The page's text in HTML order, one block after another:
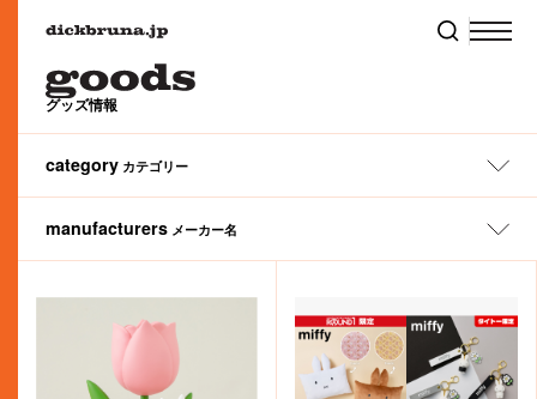
グッズ情報
category カテゴリー
All ぬいぐるみ ファッション
タオル
ハウスウェア
ランチ
ベビー＆キッズ
ギフト
モバイル
本・CD
ホビー・その他
manufacturers メーカー名
あ行 か行 た行
な行
は行
ら行 わ行
伊藤忠食品（株）
（株）エーゾーン
（株）エフエービージャパン
（株）エンスカイ（株）オカトー
（株）オランダ家
カルチュア・エンタテインメント（株）（株）カワダ
川辺（株）／インターモード川辺
関東プラスチック工業（株）
（株）Qualia
クツワ（株）
（株）Green Flash （株）栗庵風味堂（株）グルマンディーズ
（株）JAM/JAMMY
（株）スクエアスケーター（株）
（株）スタジオアリス
（株）スモール・プラネット
（株）スリーアローズ
（株）セガ フェイブ（株）セキグチ
センコ－(株)
（株）ティー・シー・ピー
（株）ティーズファクトリー
（株）テレビ東京コミュニケーションズ
（株）天賞堂東リ（株）
（株）ハシ－トップイン
（株）ピージーデザイン
（株）美術出版社
フェイラージャパン（株）
（株）フェリシモ
フジパン（株）
富士ホーロー（株）
丸富インターナショナルトレーディング（株）（株）ミササ (株)ミノダ
村上美術（株）
（株）元町ファクトリー
（株）モノコム
横井定（株）